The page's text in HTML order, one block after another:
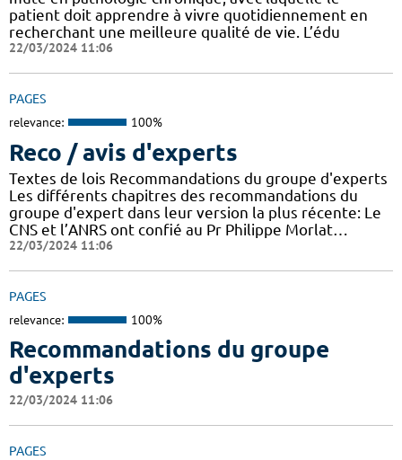
patient doit apprendre à vivre quotidiennement en
recherchant une meilleure qualité de vie. L’édu
22/03/2024 11:06
PAGES
relevance: 100%
Reco / avis d'experts
Textes de lois Recommandations du groupe d'experts
Les différents chapitres des recommandations du
groupe d'expert dans leur version la plus récente: Le
CNS et l’ANRS ont confié au Pr Philippe Morlat…
22/03/2024 11:06
PAGES
relevance: 100%
Recommandations du groupe
d'experts
22/03/2024 11:06
PAGES